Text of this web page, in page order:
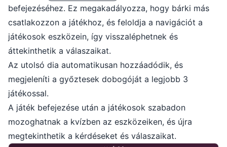
befejezéséhez. Ez megakadályozza, hogy bárki más
csatlakozzon a játékhoz, és feloldja a navigációt a
játékosok eszközein, így visszaléphetnek és
áttekinthetik a válaszaikat.
Az utolsó dia automatikusan hozzáadódik, és
megjeleníti a győztesek dobogóját a legjobb 3
játékossal.
A játék befejezése után a játékosok szabadon
mozoghatnak a kvízben az eszközeiken, és újra
megtekinthetik a kérdéseket és válaszaikat.